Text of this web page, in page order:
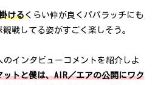
けるくらい仲が良くパパラッチにも
戦してる姿がすごく楽しそう。
のインタビューコメントを紹介しよ
トと僕は、AIR／エアの公開にワク